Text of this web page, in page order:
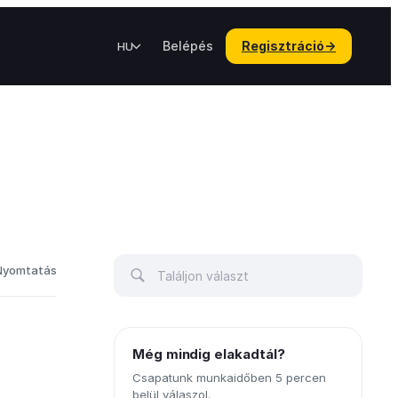
HU Belépés Regisztráció→
Még mindig elakadtál?
Csapatunk munkaidőben 5 percen
belül válaszol.